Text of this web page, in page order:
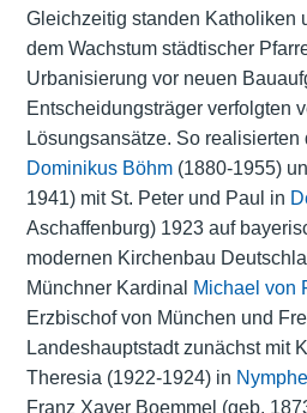
Gleichzeitig standen Katholiken
dem Wachstum städtischer
Urbanisierung vor neuen
Entscheidungsträger verfolgten
Lösungsansätze. So realisierten
Dominikus Böhm(1880-1955)
1941) mit St. Peter und Paul in
Aschaffenburg) 1923 auf
modernen Kirchenbau
Münchner Kardinal
Michael von
Erzbischof von München und
Landeshauptstadt zunächst mit
Theresia (1922-1924) in
Franz Xaver Boemmel (geb.